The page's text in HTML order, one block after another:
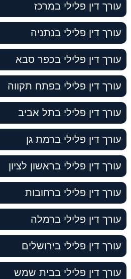
עורך דין פלילי במרכז
עורך דין פלילי בנתניה
עורך דין פלילי בכפר סבא
עורך דין פלילי בפתח תקווה
עורך דין פלילי בתל אביב
עורך דין פלילי ברמת גן
עורך דין פלילי בראשון לציון
עורך דין פלילי ברחובות
עורך דין פלילי ברמלה
עורך דין פלילי בירושלים
עורך דין פלילי בבית שמש